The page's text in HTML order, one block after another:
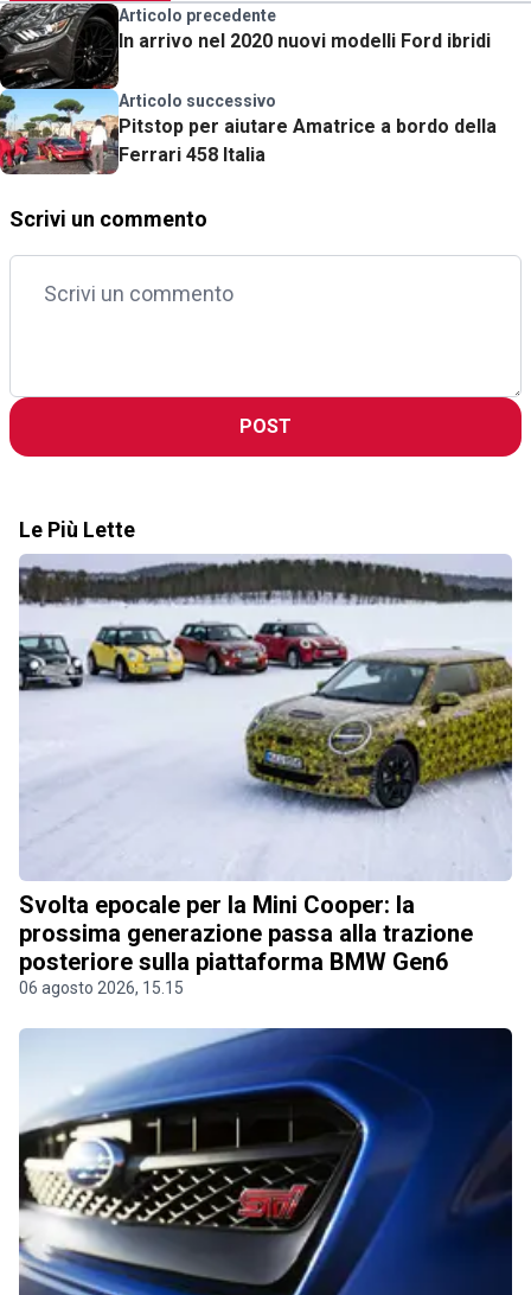
Articolo precedente
In arrivo nel 2020 nuovi modelli Ford ibridi
Articolo successivo
Pitstop per aiutare Amatrice a bordo della
Ferrari 458 Italia
Scrivi un commento
POST
Le Più Lette
Svolta epocale per la Mini Cooper: la
prossima generazione passa alla trazione
posteriore sulla piattaforma BMW Gen6
06 agosto 2026, 15.15